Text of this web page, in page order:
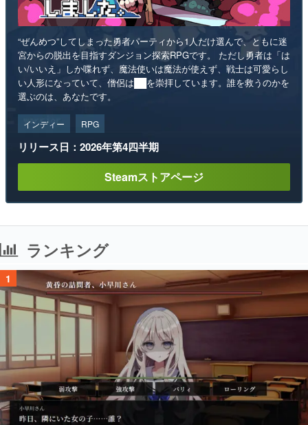
“ぜんめつ”してしまった勇者パーティから1人だけ選んで、ともに迷
宮からの脱出を目指すダンジョン探索RPGです。 ただし勇者は「は
い/いいえ」しか喋れず、魔法使いは魔法が使えず、戦士は可愛らし
い人形になっていて、僧侶は██を崇拝しています。誰を救うのかを
選ぶのは、あなたです。
インディー RPG
リリース日：2026年第4四半期
Steamストアページ
ランキング
1